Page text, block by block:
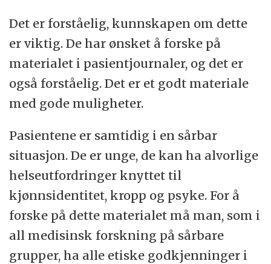
Det er forståelig, kunnskapen om dette
er viktig. De har ønsket å forske på
materialet i pasientjournaler, og det er
også forståelig. Det er et godt materiale
med gode muligheter.
Pasientene er samtidig i en sårbar
situasjon. De er unge, de kan ha alvorlige
helseutfordringer knyttet til
kjønnsidentitet, kropp og psyke. For å
forske på dette materialet må man, som i
all medisinsk forskning på sårbare
grupper, ha alle etiske godkjenninger i